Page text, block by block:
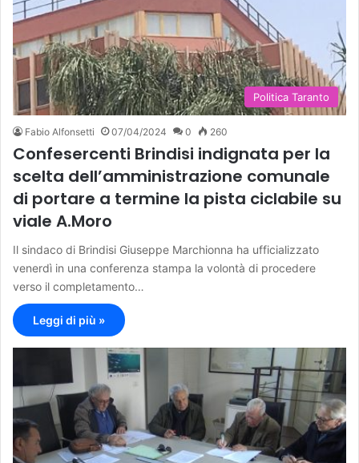
Politica Taranto
Fabio Alfonsetti 07/04/2024 0 260
Confesercenti Brindisi indignata per la
scelta dell’amministrazione comunale
di portare a termine la pista ciclabile su
viale A.Moro
Il sindaco di Brindisi Giuseppe Marchionna ha ufficializzato
venerdì in una conferenza stampa la volontà di procedere
verso il completamento…
Leggi di più »